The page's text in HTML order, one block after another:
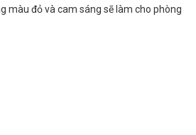
màu đỏ và cam sáng sẽ làm cho phòng